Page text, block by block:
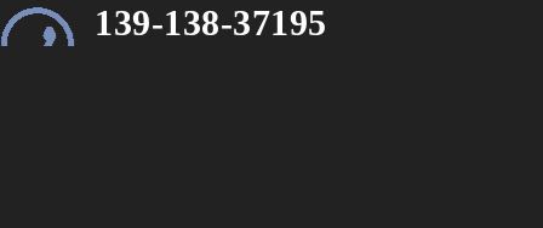
139-138-37195